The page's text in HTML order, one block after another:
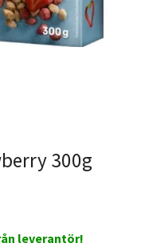
300g
leverantör!